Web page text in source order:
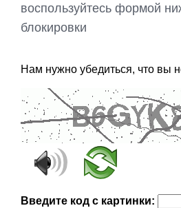
воспользуйтесь формой
блокировки
Нам нужно убедиться, что вы
Введите код с картинки: